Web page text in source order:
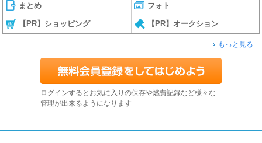
まとめ フォト
【PR】ショッピング 【PR】オークション
もっと見る
ログインするとお気に入りの保存や燃費記録など様々な
管理が出来るようになります